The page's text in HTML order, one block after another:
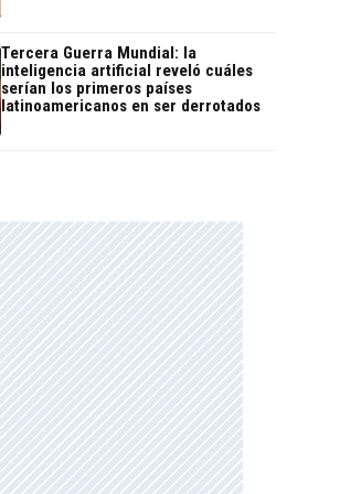
Tercera Guerra Mundial: la
inteligencia artificial reveló cuáles
serían los primeros países
latinoamericanos en ser derrotados